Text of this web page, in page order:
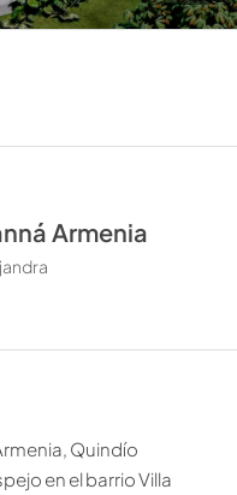
Armenia
Quindío
en el barrio Villa